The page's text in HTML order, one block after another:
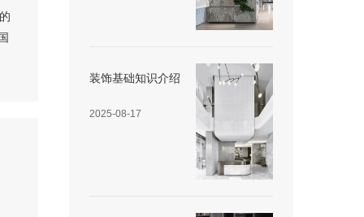
装饰基础知识介绍
2025-08-17